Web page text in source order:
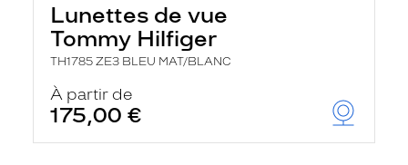
Lunettes de vue
Tommy Hilfiger
TH1785 ZE3 BLEU MAT/BLANC
À partir de
175,00 €